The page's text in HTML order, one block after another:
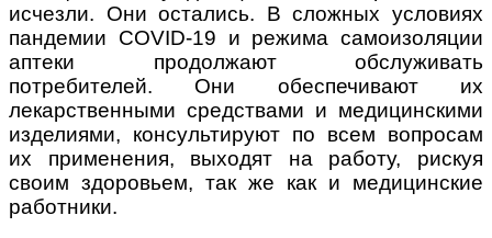
исчезли. Они остались. В сложных условиях
пандемии COVID-19 и режима самоизоляции
аптеки продолжают обслуживать
потребителей. Они обеспечивают их
лекарственными средствами и медицинскими
изделиями, консультируют по всем вопросам
их применения, выходят на работу, рискуя
своим здоровьем, так же как и медицинские
работники.